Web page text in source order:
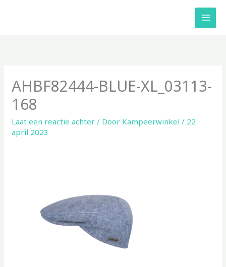
AHBF82444-BLUE-XL_03113-
168
Laat een reactie achter / Door Kampeerwinkel/ 22
april 2023